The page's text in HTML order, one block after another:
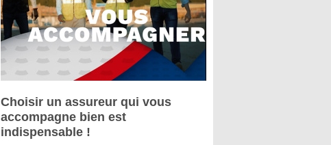
Choisir un assureur qui vous
accompagne bien est
indispensable !